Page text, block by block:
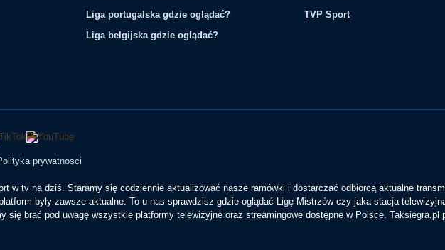
Liga portugalska gdzie oglądać?
Liga belgijska gdzie oglądać?
TVP Sport
prywatnosci
w tv na dziś. Staramy się codziennie aktualizować nasze ramówki i dostarczać odbiorcą aktualne
były zawsze aktualne. To u nas sprawdzisz gdzie oglądać Ligę Mistrzów czy jaka stacja
się brać pod uwagę wszystkie platformy telewizyjne oraz streamingowe dostępne w Polsce. Taksiegra.pl